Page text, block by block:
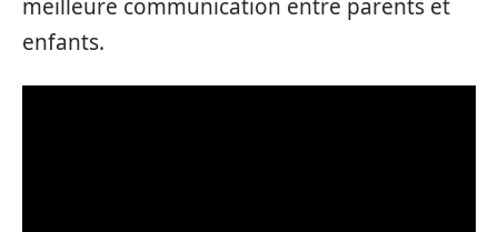
meilleure communication entre parents et
enfants.